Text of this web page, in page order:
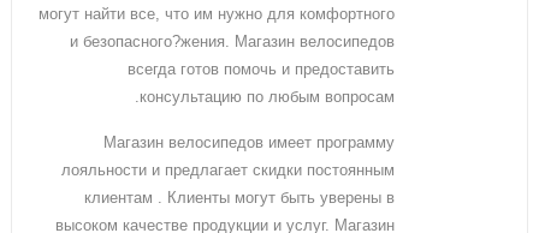
могут найти все, что им нужно для комфортного
и безопасного?жения. Магазин велосипедов
всегда готов помочь и предоставить
консультацию по любым вопросам.
Магазин велосипедов имеет программу
лояльности и предлагает скидки постоянным
клиентам . Клиенты могут быть уверены в
высоком качестве продукции и услуг. Магазин